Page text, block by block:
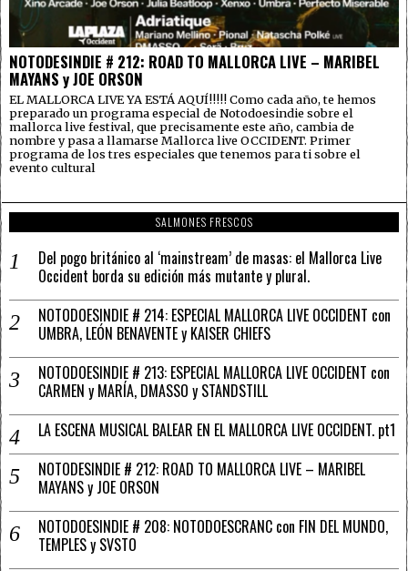
NOTODESINDIE # 212: ROAD TO MALLORCA LIVE – MARIBEL
MAYANS y JOE ORSON
EL MALLORCA LIVE YA ESTÁ AQUÍ!!!!! Como cada año, te hemos
preparado un programa especial de Notodoesindie sobre el
mallorca live festival, que precisamente este año, cambia de
nombre y pasa a llamarse Mallorca live OCCIDENT. Primer
programa de los tres especiales que tenemos para ti sobre el
evento cultural
SALMONES FRESCOS
Del pogo británico al ‘mainstream’ de masas: el Mallorca Live
Occident borda su edición más mutante y plural.
NOTODOESINDIE # 214: ESPECIAL MALLORCA LIVE OCCIDENT con
UMBRA, LEÓN BENAVENTE y KAISER CHIEFS
NOTODOESINDIE # 213: ESPECIAL MALLORCA LIVE OCCIDENT con
CARMEN y MARÍA, DMASSO y STANDSTILL
LA ESCENA MUSICAL BALEAR EN EL MALLORCA LIVE OCCIDENT. pt1
NOTODESINDIE # 212: ROAD TO MALLORCA LIVE – MARIBEL
MAYANS y JOE ORSON
NOTODOESINDIE # 208: NOTODOESCRANC con FIN DEL MUNDO,
TEMPLES y SVSTO